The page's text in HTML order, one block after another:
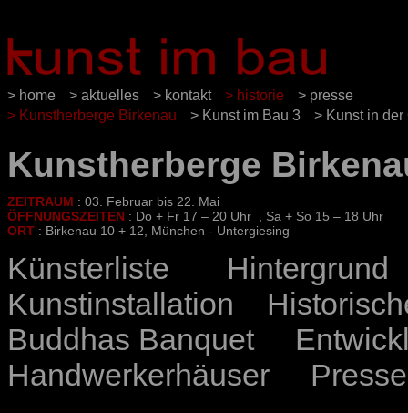
> home > aktuelles > kontakt
> historie
> Kunstherberge Birkenau
> Kunst im Bau 3 > Kunst in der
> presse
Kunstherberge
ZEITRAUM : 03. Februar bis 22. Mai
ÖFFNUNGSZEITEN : Do + Fr 17 – 20 Uhr , Sa + So 15 – 18 Uhr
ORT : Birkenau 10 + 12, München - Untergiesing
Künsterliste
Hintergrund
Kunstinstallation
Buddhas Banquet
Handwerkerhäuser